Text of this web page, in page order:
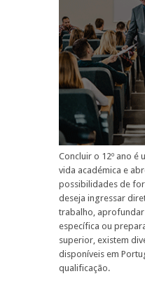
Concluir o 12º ano é
vida académica e
possibilidades de
deseja ingressar
trabalho, aprofundar
específica ou
superior, existem
disponíveis em
qualificação.